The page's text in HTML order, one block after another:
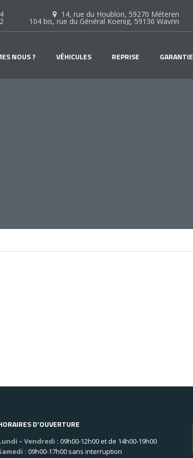
14, rue du Houblon, 59270 Méteren
104 bis, rue du Général Koenig, 59136 Wavrin
NOUS ? VÉHICULES REPRISE GARANTIE
D’OUVERTURE
– Vendredi : 09h00-12h00 et de 14h00-19h00
: 09h00-17h00 sans interruption